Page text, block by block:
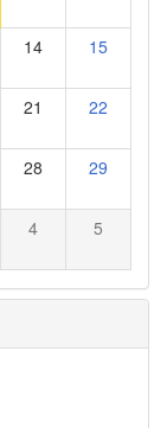
14 15
21 22
28 29
4 5